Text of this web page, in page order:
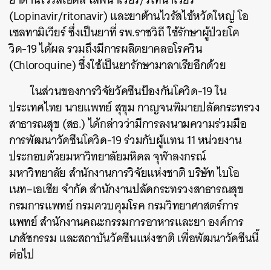
(Lopinavir/ritonavir)และยาต้านไวรัสไข้หวัดใหญ่ โอ
เซลทามิเวียร์ ซึ่งเป็นยาที่ รพ.ราชวิถี ใช้รักษาผู้ป่วยโค
วิด-19ได้ผล รวมถึงมีการผลิตยาคลอโรควิน
(Chloroquine)ซึ่งใช้เป็นยารักษามาลาเรียอีกด้วย
ในส่วนของการวิจัยวัคซีนป้องกันโควิด-19ใน
ประเทศไทยนายแพทย์สุขุมกาญจนพิมายปลัดกระทรวง
สาธารณสุข (สธ.)ได้กล่าวว่ามีการลงนามความร่วมมือ
การพัฒนาวัคซีนโควิด-19ร่วมกับผู้แทน11หน่วยงาน
ประกอบด้วยมหาวิทยาลัยมหิดลจุฬาลงกรณ์
มหาวิทยาลัยสำนักงานการวิจัยแห่งชาติบริษัทไบโอ
เนท–เอเชียจำกัดสำนักงานปลัดกระทรวงสาธารณสุข
กรมการแพทย์กรมควบคุมโรคกรมวิทยาศาสตร์การ
แพทย์สำนักงานคณะกรรมการอาหารและยาองค์การ
เภสัชกรรมและสถาบันวัคซีนแห่งชาติเพื่อพัฒนาวัคซีนนี้
ต่อไป